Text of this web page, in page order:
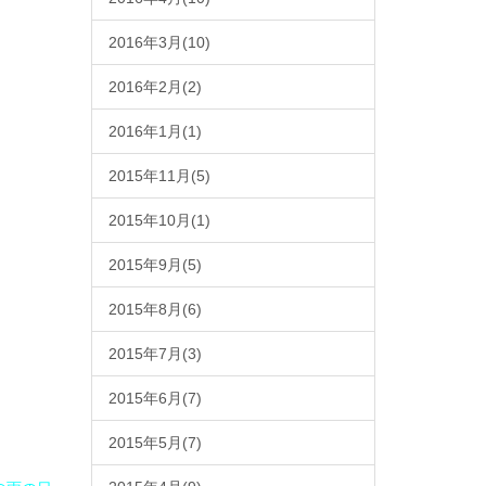
2016年3月(10)
2016年2月(2)
2016年1月(1)
2015年11月(5)
2015年10月(1)
2015年9月(5)
2015年8月(6)
2015年7月(3)
2015年6月(7)
2015年5月(7)